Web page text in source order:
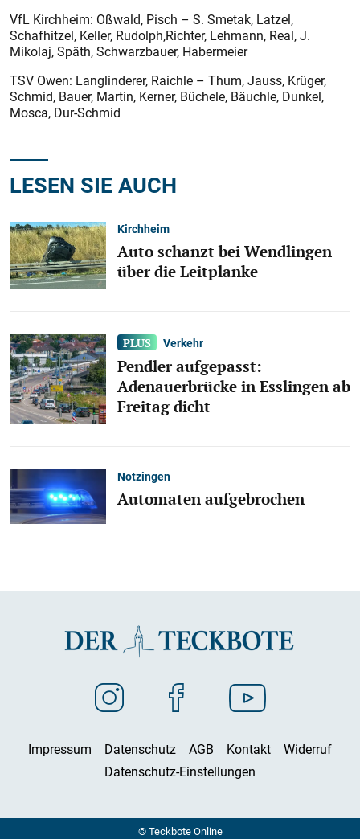
VfL Kirchheim: Oßwald, Pisch – S. Smetak, Latzel,
Schafhitzel, Keller, Rudolph,Richter, Lehmann, Real, J.
Mikolaj, Späth, Schwarzbauer, Habermeier
TSV Owen: Langlinderer, Raichle – Thum, Jauss, Krüger,
Schmid, Bauer, Martin, Kerner, Büchele, Bäuchle, Dunkel,
Mosca, Dur-Schmid
LESEN SIE AUCH
Kirchheim
Auto schanzt bei Wendlingen
über die Leitplanke
Verkehr
Pendler aufgepasst:
Adenauerbrücke in Esslingen ab
Freitag dicht
Notzingen
Automaten aufgebrochen
Impressum Datenschutz AGB Kontakt
Widerruf
Datenschutz-Einstellungen
© Teckbote Online